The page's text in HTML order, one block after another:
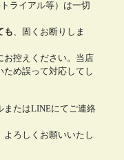
ライアル等）は一切
も 、固くお断りしま
お控えください。当店
め誤って対応してし
たはLINEにてご連絡
ろしくお願いいたし